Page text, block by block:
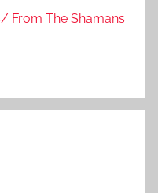
From The Shamans